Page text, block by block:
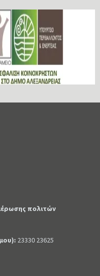
πολιτών
23330 23625